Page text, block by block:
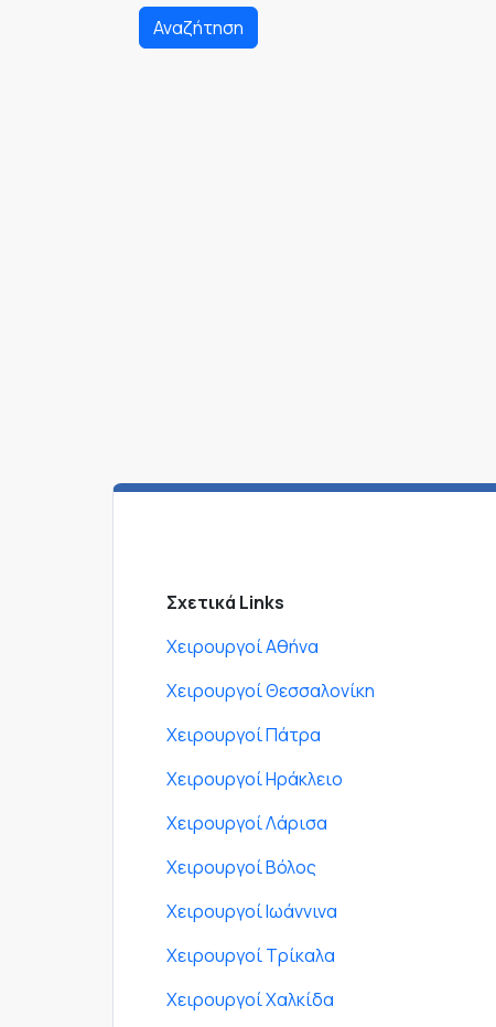
Αναζήτηση
Σχετικά Links
Χειρουργοί Αθήνα
Χειρουργοί Θεσσαλονίκη
Χειρουργοί Πάτρα
Χειρουργοί Ηράκλειο
Χειρουργοί Λάρισα
Χειρουργοί Βόλος
Χειρουργοί Ιωάννινα
Χειρουργοί Τρίκαλα
Χειρουργοί Χαλκίδα